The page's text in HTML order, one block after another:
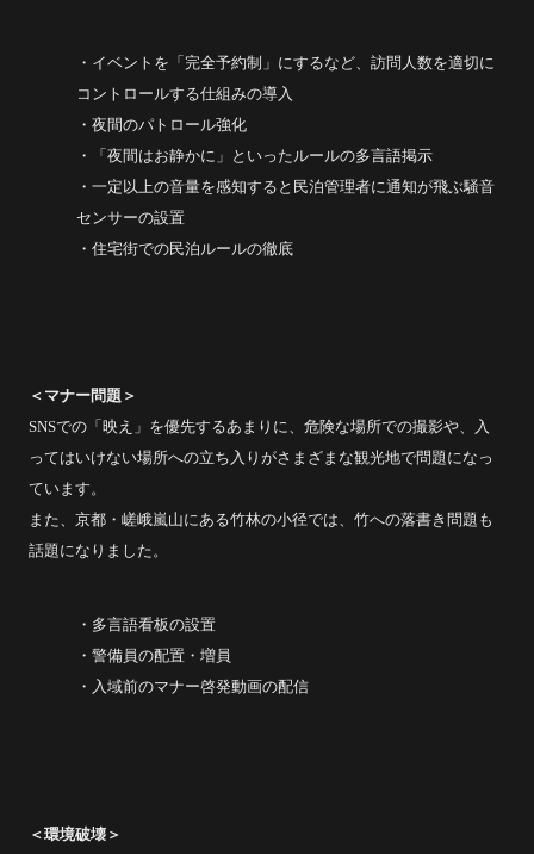
・イベントを「完全予約制」にするなど、訪問人数を適切に
コントロールする仕組みの導入
・夜間のパトロール強化
・「夜間はお静かに」といったルールの多言語掲示
・一定以上の音量を感知すると民泊管理者に通知が飛ぶ騒音
センサーの設置
・住宅街での民泊ルールの徹底
＜マナー問題＞
SNSでの「映え」を優先するあまりに、危険な場所での撮影や、入
ってはいけない場所への立ち入りがさまざまな観光地で問題になっ
ています。
また、京都・嵯峨嵐山にある竹林の小径では、竹への落書き問題も
話題になりました。
・多言語看板の設置
・警備員の配置・増員
・入域前のマナー啓発動画の配信
＜環境破壊＞